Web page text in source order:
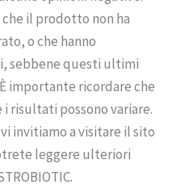
il prodotto non ha
o che hanno
sebbene questi ultimi
importante ricordare che
i risultati possono variare.
invitiamo a visitare il sito
leggere ulteriori